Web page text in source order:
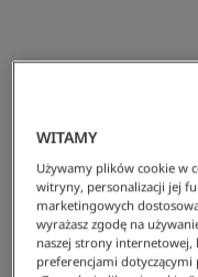
WITAMY
Używamy plików cookie w
witryny, personalizacji jej
marketingowych
wyrażasz zgodę na
naszej strony internetowej,
preferencjami dotyczącymi